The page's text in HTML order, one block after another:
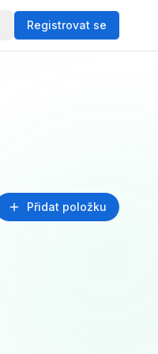
Registrovat se
Přidat položku